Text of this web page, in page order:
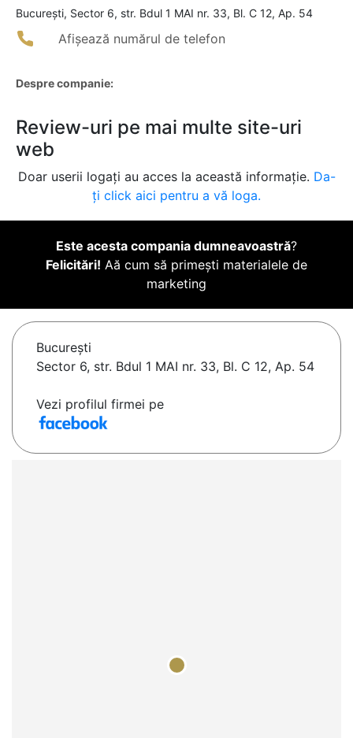
Bucureşti, Sector 6, str. Bdul 1 MAI nr. 33, Bl. C 12, Ap. 54
Afișează numărul de telefon
Despre companie:
Review-uri pe mai multe site-uri
web
Doar userii logați au acces la această informație. Da-
ți click aici pentru a vă loga.
Este acesta compania dumneavoastră?
Felicitări! Aă cum să primești materialele de
marketing
Bucureşti
Sector 6, str. Bdul 1 MAI nr. 33, Bl. C 12, Ap. 54
Vezi profilul firmei pe